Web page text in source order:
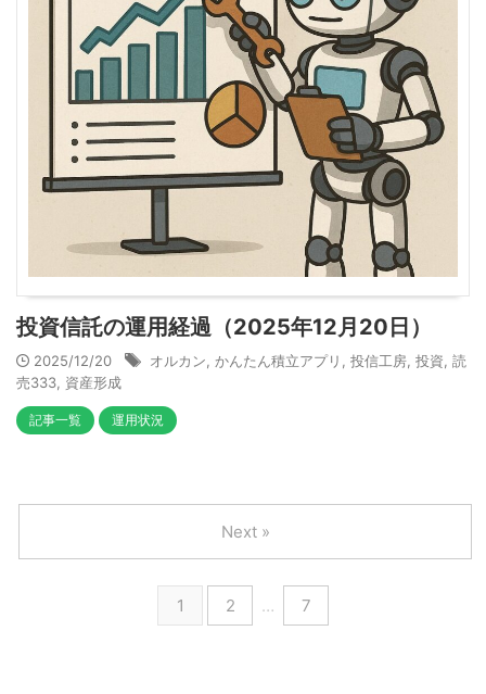
投資信託の運用経過（2025年12月20日）
2025/12/20 オルカン, かんたん積立アプリ , 投信工房, 投資, 読
売333, 資産形成
記事一覧 運用状況
1 2 … 7
Next »